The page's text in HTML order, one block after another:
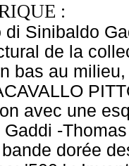
:
di Sinibaldo
de la
bas au
avec une
-
dorée